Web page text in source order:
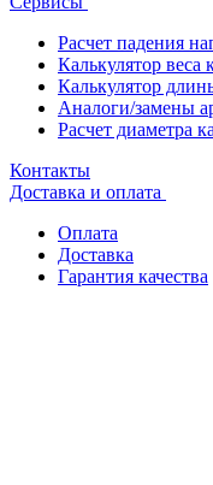
Расчет падения
Калькулятор веса
Калькулятор
Аналоги/замены
Расчет диаметра
Контакты
Доставка и оплата
Оплата
Доставка
Гарантия качества